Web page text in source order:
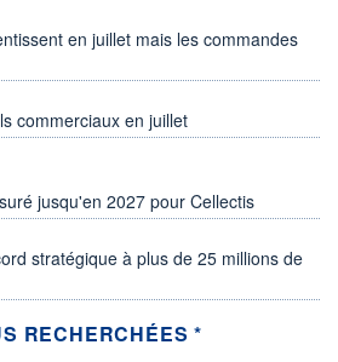
en juillet mais les commandes
commerciaux en juillet
jusqu'en 2027 pour Cellectis
stratégique à plus de 25 millions de
RECHERCHÉES *